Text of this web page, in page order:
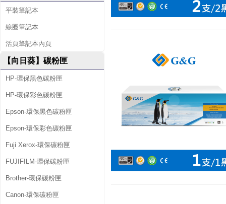
平裝筆記本
線圈筆記本
活頁筆記本內頁
【向日葵】碳粉匣
HP-環保黑色碳粉匣
HP-環保彩色碳粉匣
Epson-環保黑色碳粉匣
Epson-環保彩色碳粉匣
Fuji Xerox-環保碳粉匣
FUJIFILM-環保碳粉匣
Brother-環保碳粉匣
Canon-環保碳粉匣